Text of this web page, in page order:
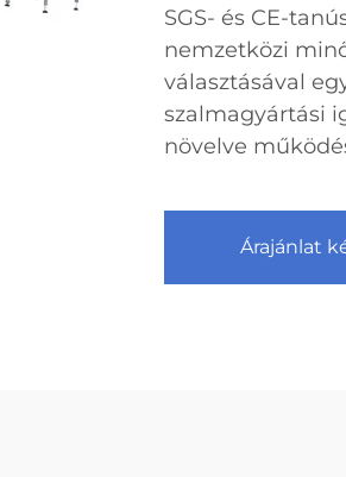
SGS- és CE-
nemzetközi
választásával
szalmagyártási
növelve
Árajánlat